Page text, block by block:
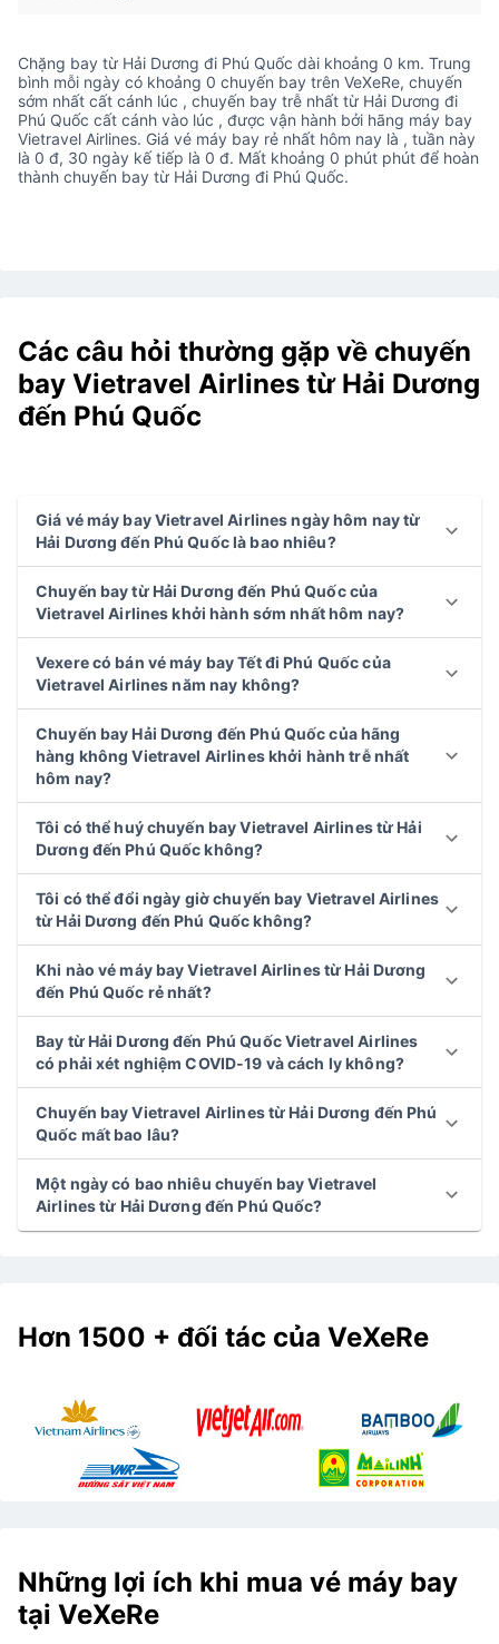
Chặng bay từ Hải Dương đi Phú Quốc dài khoảng 0 km. Trung
bình mỗi ngày có khoảng 0 chuyến bay trên VeXeRe, chuyến
sớm nhất cất cánh lúc , chuyến bay trễ nhất từ Hải Dương đi
Phú Quốc cất cánh vào lúc , được vận hành bởi hãng máy bay
Vietravel Airlines. Giá vé máy bay rẻ nhất hôm nay là , tuần này
là 0 đ, 30 ngày kế tiếp là 0 đ. Mất khoảng 0 phút phút để hoàn
thành chuyến bay từ Hải Dương đi Phú Quốc.
Các câu hỏi thường gặp về chuyến
bay Vietravel Airlines từ Hải Dương
đến Phú Quốc
Giá vé máy bay Vietravel Airlines ngày hôm nay từ
Hải Dương đến Phú Quốc là bao nhiêu?
Chuyến bay từ Hải Dương đến Phú Quốc của
Vietravel Airlines khởi hành sớm nhất hôm nay?
Vexere có bán vé máy bay Tết đi Phú Quốc của
Vietravel Airlines năm nay không?
Chuyến bay Hải Dương đến Phú Quốc của hãng
hàng không Vietravel Airlines khởi hành trễ nhất
hôm nay?
Tôi có thể huý chuyến bay Vietravel Airlines từ Hải
Dương đến Phú Quốc không?
Tôi có thể đổi ngày giờ chuyến bay Vietravel Airlines
từ Hải Dương đến Phú Quốc không?
Khi nào vé máy bay Vietravel Airlines từ Hải Dương
đến Phú Quốc rẻ nhất?
Bay từ Hải Dương đến Phú Quốc Vietravel Airlines
có phải xét nghiệm COVID-19 và cách ly không?
Chuyến bay Vietravel Airlines từ Hải Dương đến Phú
Quốc mất bao lâu?
Một ngày có bao nhiêu chuyến bay Vietravel
Airlines từ Hải Dương đến Phú Quốc?
Hơn 1500 + đối tác của VeXeRe
Những lợi ích khi mua vé máy bay
tại VeXeRe